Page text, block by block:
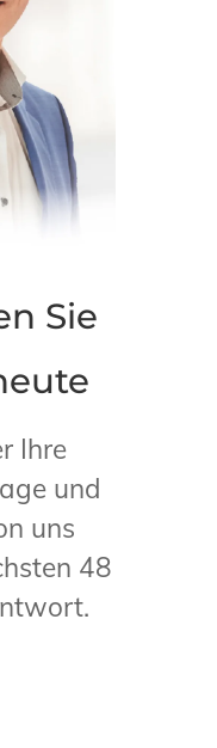
Sie
Ihre
und
uns
48